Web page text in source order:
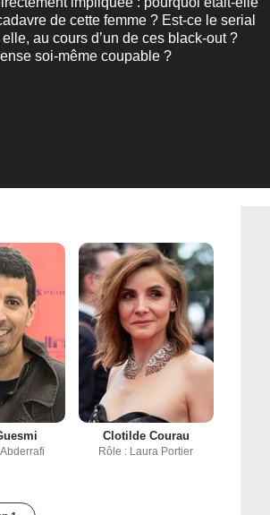
de cette femme ? Est-ce le serial
au cours d’un de ces black-out ?
soi-même coupable ?
Clotilde Courau
Rôle : Laura Portier